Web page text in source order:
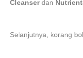
Cleanserdan
Selanjutnya, korang